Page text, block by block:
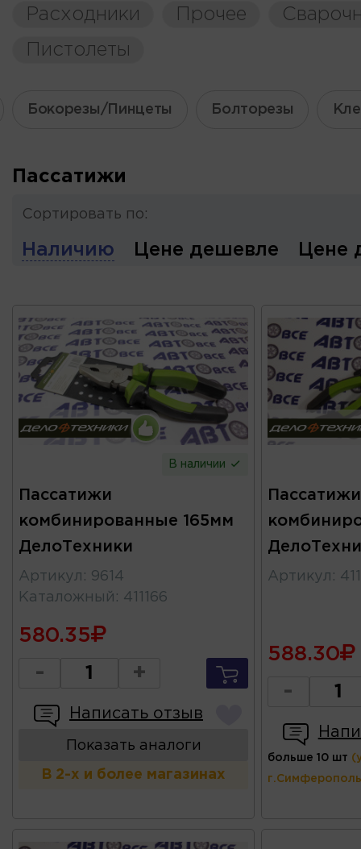
Расходники
Прочее
Пистолеты
Бокорезы/Пинцеты Болторезы
Пассатижи
Сортировать по:
Наличию Цене дешевле Цене
В наличии
Пассатижи
комбинированные 165мм
ДелоТехники
Артикул : 9614
Каталожный : 411166
580.35
- +
Написать отзыв
Показать аналоги
В 2-х и более магазинах
Пассатижи
Артикул :
588.30
-
больше 10 шт